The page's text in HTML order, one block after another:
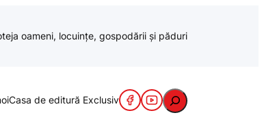
oameni, locuințe, gospodării și păduri
Casa de editură Exclusiv Caută